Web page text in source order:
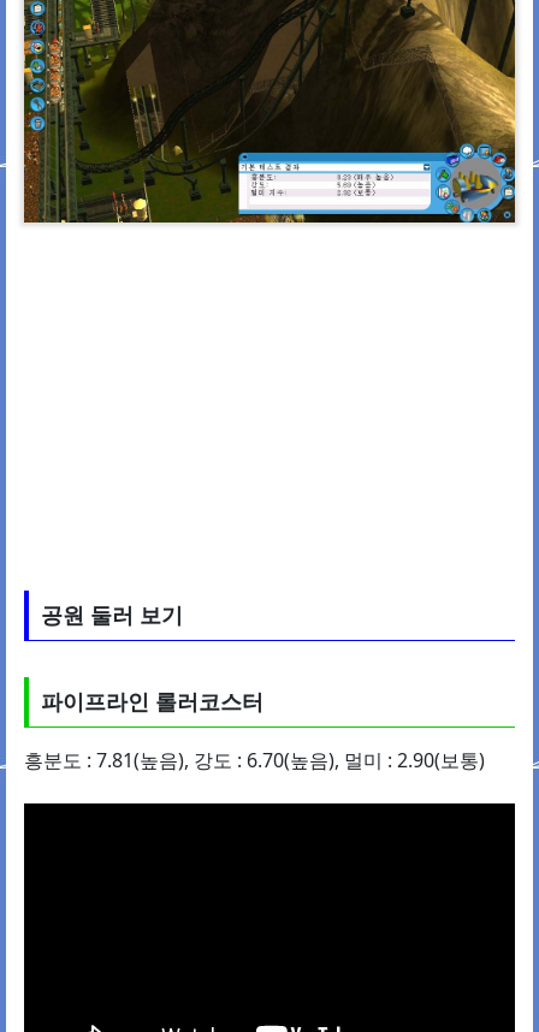
공원 둘러 보기
파이프라인 롤러코스터
흥분도 : 7.81(높음), 강도 : 6.70(높음), 멀미 : 2.90(보통)